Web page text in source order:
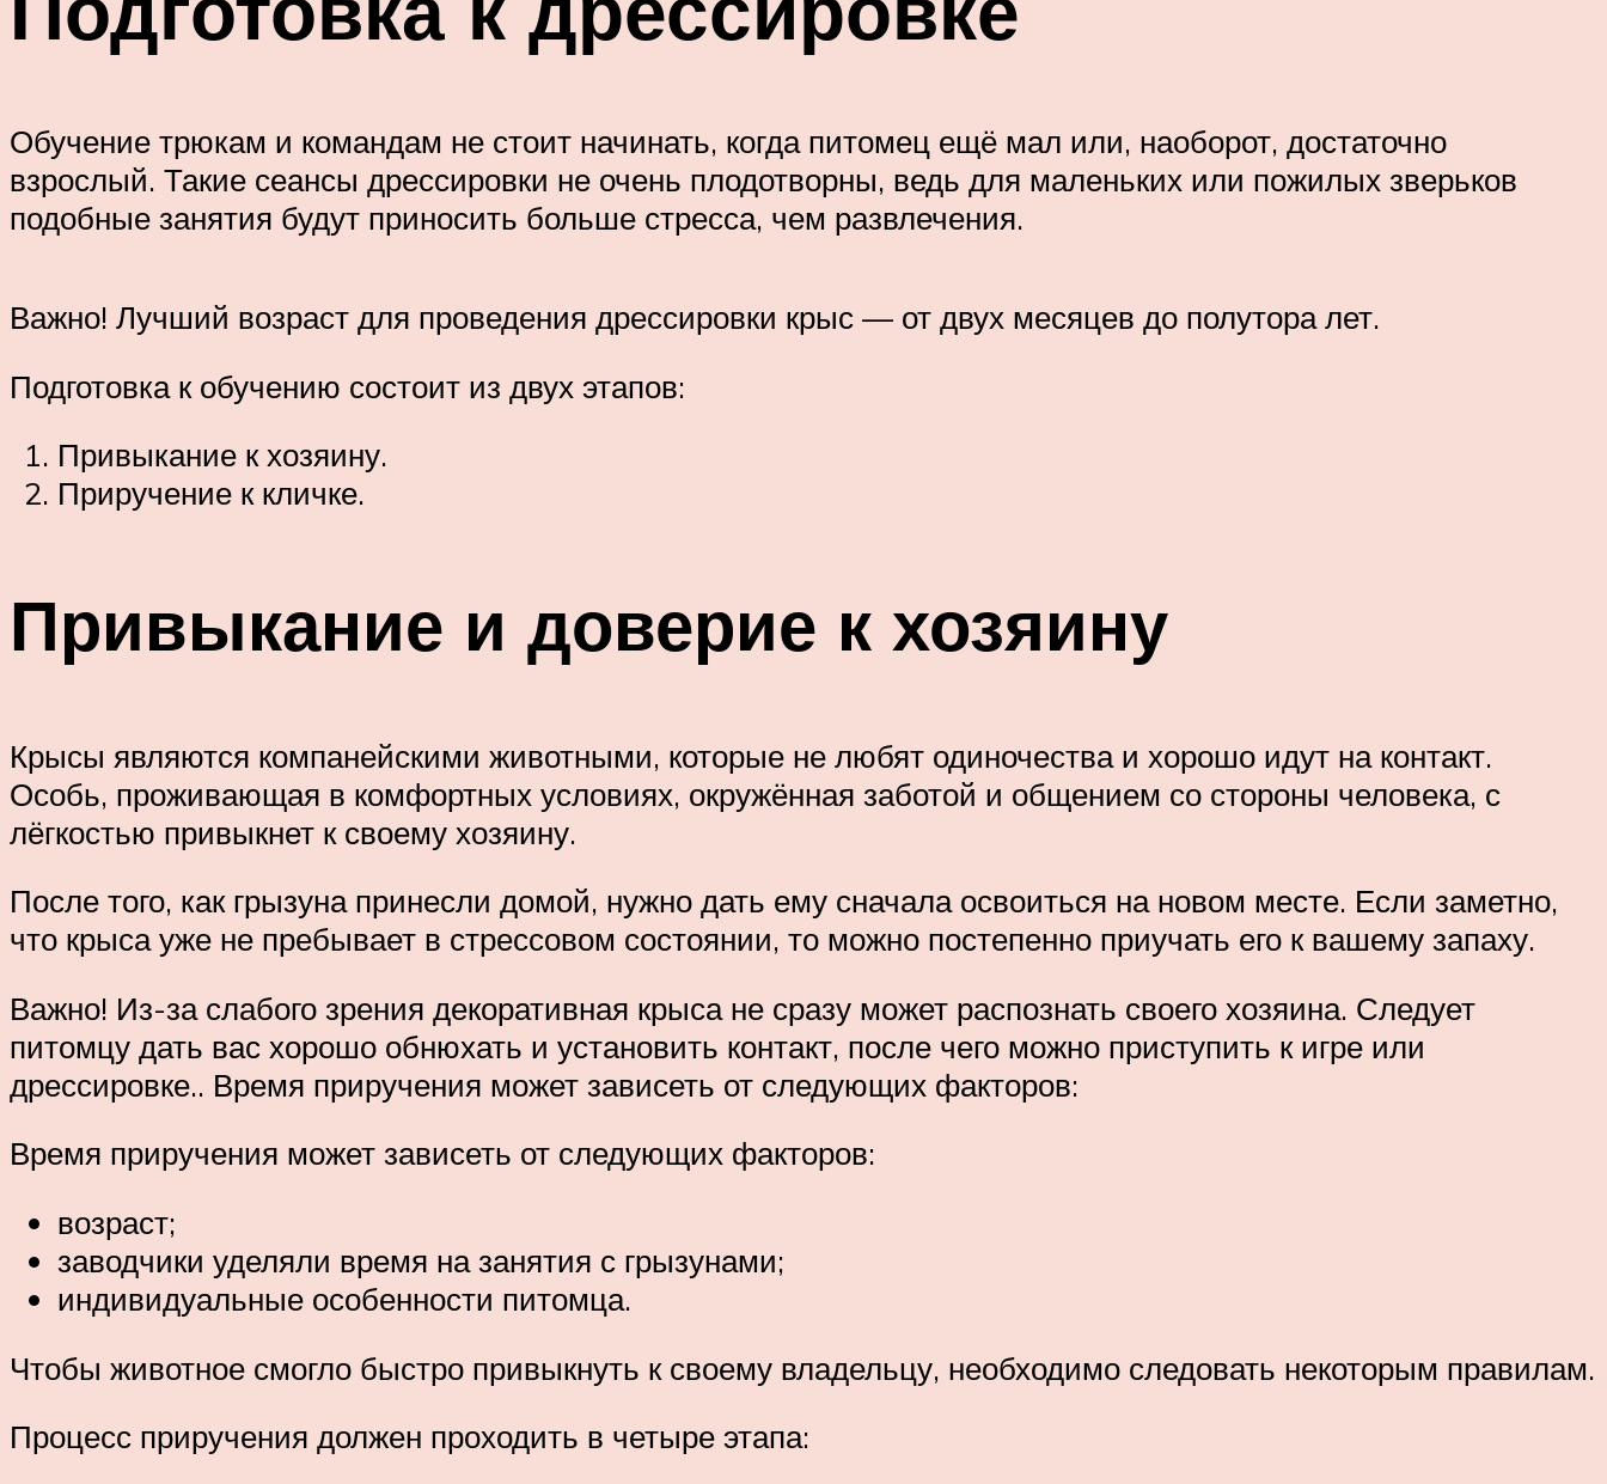
Обучение трюкам и командам не стоит начинать, когда питомец ещё мал или, наоборот, достаточно
взрослый. Такие сеансы дрессировки не очень плодотворны, ведь для маленьких или пожилых зверьков
подобные занятия будут приносить больше стресса, чем развлечения.
Важно! Лучший возраст для проведения дрессировки крыс — от двух месяцев до полутора лет.
Подготовка к обучению состоит из двух этапов:
Привыкание к хозяину.
Приручение к кличке.
Привыкание и доверие к хозяину
Крысы являются компанейскими животными, которые не любят одиночества и хорошо идут на контакт.
Особь, проживающая в комфортных условиях, окружённая заботой и общением со стороны человека, с
лёгкостью привыкнет к своему хозяину.
После того, как грызуна принесли домой, нужно дать ему сначала освоиться на новом месте. Если заметно,
что крыса уже не пребывает в стрессовом состоянии, то можно постепенно приучать его к вашему запаху.
Важно! Из-за слабого зрения декоративная крыса не сразу может распознать своего хозяина. Следует
питомцу дать вас хорошо обнюхать и установить контакт, после чего можно приступить к игре или
дрессировке.. Время приручения может зависеть от следующих факторов:
Время приручения может зависеть от следующих факторов:
возраст;
заводчики уделяли время на занятия с грызунами;
индивидуальные особенности питомца.
Чтобы животное смогло быстро привыкнуть к своему владельцу, необходимо следовать некоторым правилам.
Процесс приручения должен проходить в четыре этапа: